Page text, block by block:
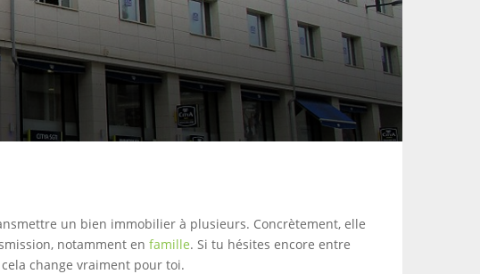
un bien immobilier à plusieurs. Concrètement, elle
notamment en famille. Si tu hésites encore entre
change vraiment pour toi.